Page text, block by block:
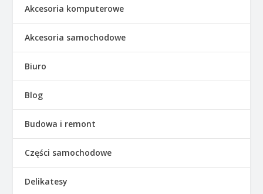
Akcesoria komputerowe
Akcesoria samochodowe
Biuro
Blog
Budowa i remont
Części samochodowe
Delikatesy